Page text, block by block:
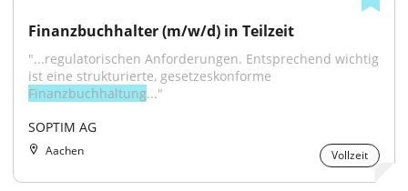
Finanzbuchhalter (m/w/d) in Teilzeit
"...regulatorischen Anforderungen. Entsprechend wichtig
Finanzbuchhaltung..."
SOPTIM AG
Aachen Vollzeit